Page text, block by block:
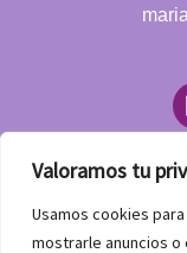
Valoramos tu
Usamos cookies
mostrarle anuncios